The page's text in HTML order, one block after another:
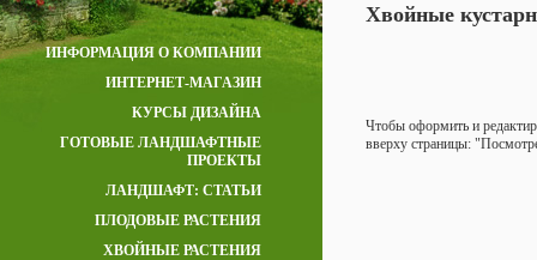
ИНФОРМАЦИЯ О КОМПАНИИ
ИНТЕРНЕТ-МАГАЗИН
КУРСЫ ДИЗАЙНА
ГОТОВЫЕ ЛАНДШАФТНЫЕ
ПРОЕКТЫ
ЛАНДШАФТ: СТАТЬИ
ПЛОДОВЫЕ РАСТЕНИЯ
ХВОЙНЫЕ РАСТЕНИЯ
Хвойные
Чтобы оформить и
вверху страницы: